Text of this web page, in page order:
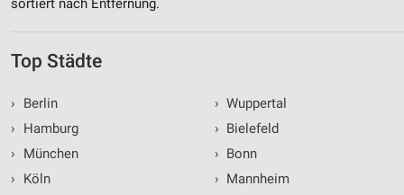
sortiert nach Entfernung.
Top Städte
›
Berlin
›
Hamburg
›
München
›
Köln
› Wuppertal
› Bielefeld
› Bonn
› Mannheim